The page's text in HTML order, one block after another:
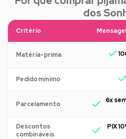
dos
Critério
Matéria-prima
Pedido mínimo
Parcelamento
6x
Descontos
combináveis
PIX